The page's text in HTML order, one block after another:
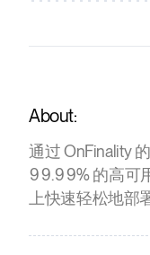
About:
通过 OnFinality
99.99% 的高可
上快速轻松地部